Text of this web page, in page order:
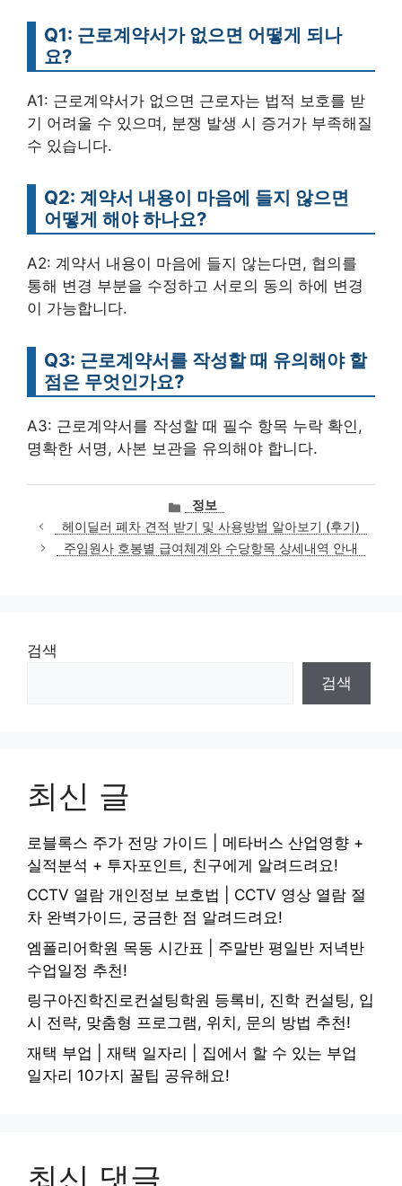
Q1: 근로계약서가 없으면 어떻게 되나
요?
A1: 근로계약서가 없으면 근로자는 법적 보호를 받
기 어려울 수 있으며, 분쟁 발생 시 증거가 부족해질
수 있습니다.
Q2: 계약서 내용이 마음에 들지 않으면
어떻게 해야 하나요?
A2: 계약서 내용이 마음에 들지 않는다면, 협의를
통해 변경 부분을 수정하고 서로의 동의 하에 변경
이 가능합니다.
Q3: 근로계약서를 작성할 때 유의해야 할
점은 무엇인가요?
A3: 근로계약서를 작성할 때 필수 항목 누락 확인,
명확한 서명, 사본 보관을 유의해야 합니다.
카
테
고
리
정보
헤이딜러 폐차 견적 받기 및 사용방법 알아보기 (후기)
주임원사 호봉별 급여체계와 수당항목 상세내역 안내
검색
검색
최신 글
로블록스 주가 전망 가이드 | 메타버스 산업영향 +
실적분석 + 투자포인트, 친구에게 알려드려요!
CCTV 열람 개인정보 보호법 | CCTV 영상 열람 절
차 완벽가이드, 궁금한 점 알려드려요!
엠폴리어학원 목동 시간표 | 주말반 평일반 저녁반
수업일정 추천!
링구아진학진로컨설팅학원 등록비, 진학 컨설팅, 입
시 전략, 맞춤형 프로그램, 위치, 문의 방법 추천!
재택 부업 | 재택 일자리 | 집에서 할 수 있는 부업
일자리 10가지 꿀팁 공유해요!
최신 댓글